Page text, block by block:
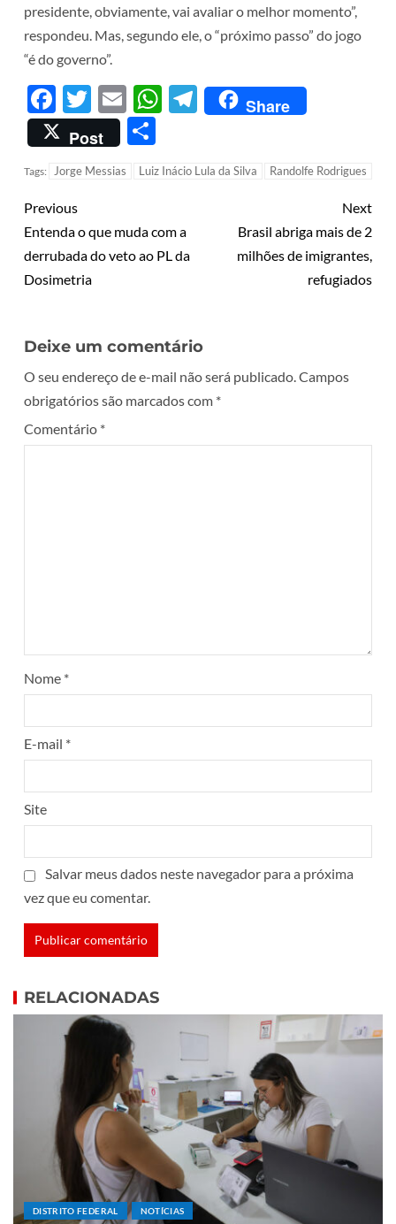
presidente, obviamente, vai avaliar o melhor momento”,
respondeu. Mas, segundo ele, o “próximo passo” do jogo
“é do governo”.
Facebook
Twitter
EmailWhatsApp
Telegram
Share
Post
Tags: Jorge Messias Luiz Inácio Lula da Silva Randolfe Rodrigues
Previous
Entenda o que muda com a
derrubada do veto ao PL da
Dosimetria
Next
Brasil abriga mais de 2
milhões de imigrantes,
refugiados
Deixe um comentário
O seu endereço de e-mail não será publicado.Campos
obrigatórios são marcados com *
Comentário *
Nome *
E-mail *
Site
Salvar meus dados neste navegador para a próxima
vez que eu comentar.
RELACIONADAS
DISTRITO FEDERAL NOTÍCIAS